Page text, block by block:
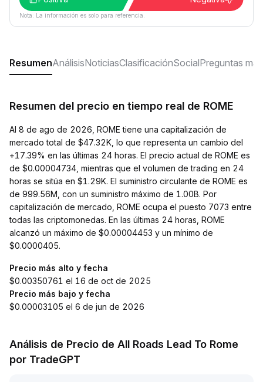
Nota: La información es solo para referencia.
ResumenAnálisisNoticiasClasificaciónSocialPreguntas
Resumen del precio en tiempo real de ROME
Al 8 de ago de 2026, ROME tiene una capitalización de
mercado total de $47.32K, lo que representa un cambio del
+17.39% en las últimas 24 horas. El precio actual de ROME es
de $0.00004734, mientras que el volumen de trading en 24
horas se sitúa en $1.29K. El suministro circulante de ROME es
de 999.56M, con un suministro máximo de 1.00B. Por
capitalización de mercado, ROME ocupa el puesto 7073 entre
todas las criptomonedas. En las últimas 24 horas, ROME
alcanzó un máximo de $0.00004453 y un mínimo de
$0.0000405.
Precio más alto y fecha
$0.00350761 el 16 de oct de 2025
Precio más bajo y fecha
$0.00003105 el 6 de jun de 2026
Análisis de Precio de All Roads Lead To Rome
por TradeGPT